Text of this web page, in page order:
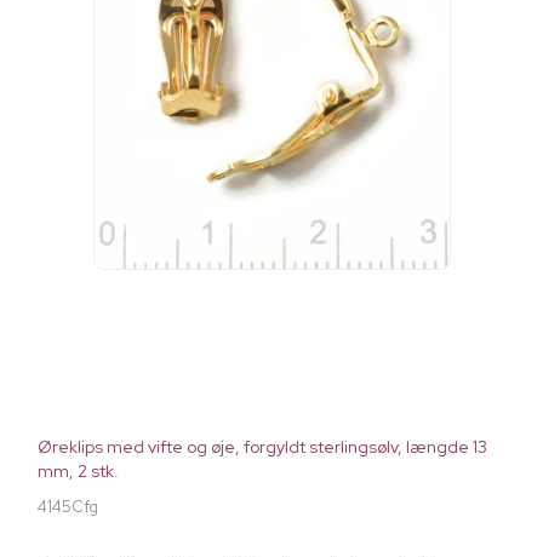
Øreklips med vifte og øje, forgyldt sterlingsølv, længde 13
mm, 2 stk.
4145Cfg